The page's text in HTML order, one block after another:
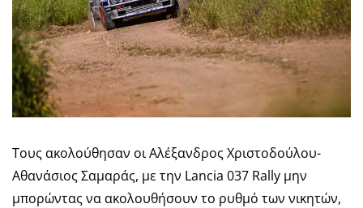
Τους ακολούθησαν οι Αλέξανδρος Χριστοδούλου-
Αθανάσιος Σαμαράς, με την Lancia 037 Rally μην
μπορώντας να ακολουθήσουν το ρυθμό των νικητών,